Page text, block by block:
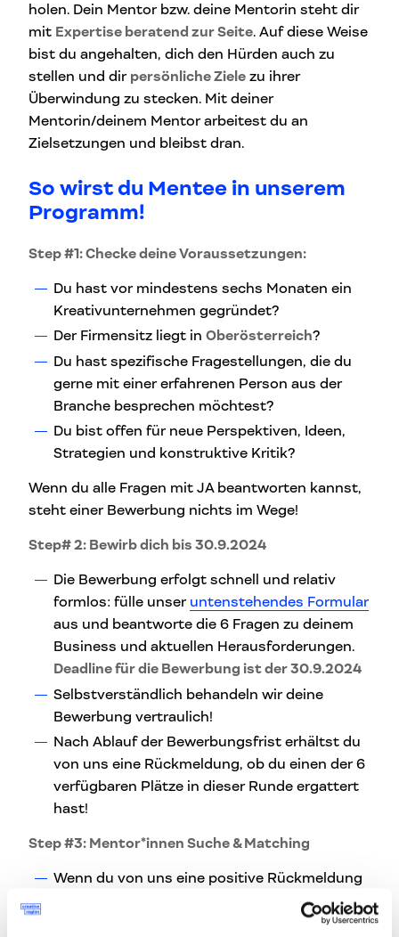
holen. Dein Mentor bzw. deine Mentorin steht dir
mit Expertise beratend zur Seite. Auf diese Weise
bist du angehalten, dich den Hürden auch zu
stellen und dir persönliche Ziele zu ihrer
Überwindung zu stecken. Mit deiner
Mentorin/deinem Mentor arbeitest du an
Zielsetzungen und bleibst dran.
So wirst du Mentee in unserem
Programm!
Step #1: Checke deine Voraussetzungen:
Du hast vor mindestens sechs Monaten ein
Kreativunternehmen gegründet?
Der Firmensitz liegt in Oberösterreich?
Du hast spezifische Fragestellungen, die du
gerne mit einer erfahrenen Person aus der
Branche besprechen möchtest?
Du bist offen für neue Perspektiven, Ideen,
Strategien und konstruktive Kritik?
Wenn du alle Fragen mit JA beantworten kannst,
steht einer Bewerbung nichts im Wege!
Step# 2: Bewirb dich bis 30.9.2024
Die Bewerbung erfolgt schnell und relativ
formlos: fülle unser untenstehendes Formular
aus und beantworte die 6 Fragen zu deinem
Business und aktuellen Herausforderungen.
Deadline für die Bewerbung ist der 30.9.2024
Selbstverständlich behandeln wir deine
Bewerbung vertraulich!
Nach Ablauf der Bewerbungsfrist erhältst du
von uns eine Rückmeldung, ob du einen der 6
verfügbaren Plätze in dieser Runde ergattert
hast!
Step #3: Mentor*innen Suche & Matching
Wenn du von uns eine positive Rückmeldung
erhalten hast, starten wir mit der Suche eines
optimalen Mentor*innen-Matches für deine